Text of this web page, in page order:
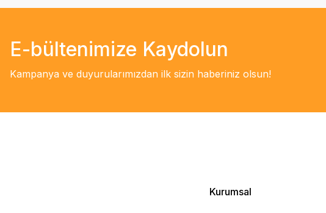
E-bültenimize Kaydolun
Kampanya ve duyurularımızdan ilk sizin haberiniz olsun!
Kurumsal